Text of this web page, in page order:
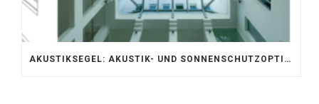
AKUSTIKSEGEL: AKUSTIK- UND SONNENSCHUTZOPTIMIERUNG IM ATRIUM DER UNIVERSITÄT BONN